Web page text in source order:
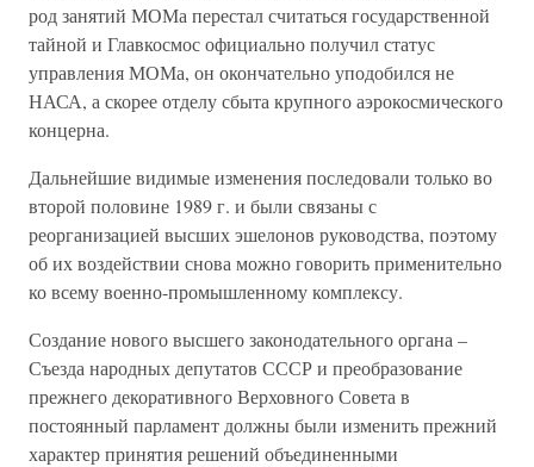
род занятий МОМа перестал считаться государственной
тайной и Главкосмос официально получил статус
управления МОМа, он окончательно уподобился не
НАСА, а скорее отделу сбыта крупного аэрокосмического
концерна.
Дальнейшие видимые изменения последовали только во
второй половине 1989 г. и были связаны с
реорганизацией высших эшелонов руководства, поэтому
об их воздействии снова можно говорить применительно
ко всему военно-промышленному комплексу.
Создание нового высшего законодательного органа –
Съезда народных депутатов СССР и преобразование
прежнего декоративного Верховного Совета в
постоянный парламент должны были изменить прежний
характер принятия решений объединенными